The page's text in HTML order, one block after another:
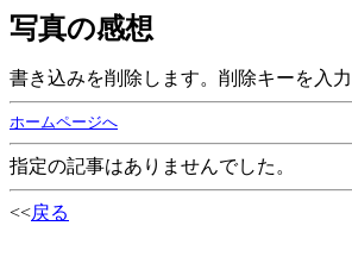
写真の感想
書き込みを削除します。削除キーを入
ホームページへ
指定の記事はありませんでした。
<<戻る